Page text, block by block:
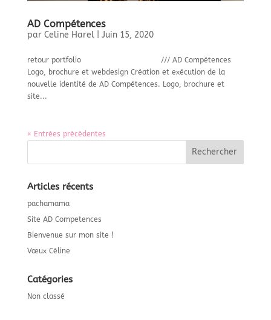
AD Compétences
par Celine Harel| Juin 15, 2020
retour portfolio /// AD Compétences
Logo, brochure et webdesign Création et exécution de la
nouvelle identité de AD Compétences. Logo, brochure et
site...
« Entrées précédentes
Articles récents
pachamama
Site AD Competences
Bienvenue sur mon site !
Vœux Céline
Catégories
Non classé